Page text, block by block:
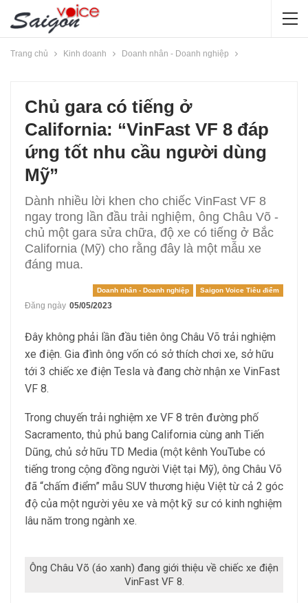
Trang chủ Kinh doanh Doanh nhân - Doanh nghiệp
Chủ gara có tiếng ở
California: “VinFast VF 8 đáp
ứng tốt nhu cầu người dùng
Mỹ”
Dành nhiều lời khen cho chiếc VinFast VF 8
ngay trong lần đầu trải nghiệm, ông Châu Võ -
chủ một gara sửa chữa, độ xe có tiếng ở Bắc
California (Mỹ) cho rằng đây là một mẫu xe
đáng mua.
Doanh nhân - Doanh nghiệp Saigon Voice Tiêu điểm
Đăng ngày 05/05/2023
Đây không phải lần đầu tiên ông Châu Võ trải nghiệm
xe điện. Gia đình ông vốn có sở thích chơi xe, sở hữu
tới 3 chiếc xe điện Tesla và đang chờ nhận xe VinFast
VF 8.
Trong chuyến trải nghiệm xe VF 8 trên đường phố
Sacramento, thủ phủ bang California cùng anh Tiến
Dũng, chủ sở hữu TD Media (một kênh YouTube có
tiếng trong cộng đồng người Việt tại Mỹ), ông Châu Võ
đã “chấm điểm” mẫu SUV thương hiệu Việt từ cả 2 góc
độ của một người yêu xe và một kỹ sư có kinh nghiệm
lâu năm trong ngành xe.
Ông Châu Võ (áo xanh) đang giới thiệu về chiếc xe điện
VinFast VF 8.